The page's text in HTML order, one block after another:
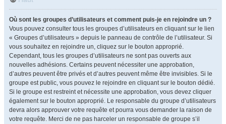
Où sont les groupes d’utilisateurs et comment puis-je en rejoindre un ?
Vous pouvez consulter tous les groupes d’utilisateurs en cliquant sur le lien
« Groupes d’utilisateurs » depuis le panneau de contrôle de l’utilisateur. Si
vous souhaitez en rejoindre un, cliquez sur le bouton approprié.
Cependant, tous les groupes d’utilisateurs ne sont pas ouverts aux
nouvelles adhésions. Certains peuvent nécessiter une approbation,
d’autres peuvent être privés et d’autres peuvent même être invisibles. Si le
groupe est public, vous pouvez le rejoindre en cliquant sur le bouton dédié.
Si le groupe est restreint et nécessite une approbation, vous devez cliquer
également sur le bouton approprié. Le responsable du groupe d’utilisateurs
devra alors approuver votre requête et pourra vous demander la raison de
votre requête. Merci de ne pas harceler un responsable de groupe s’il